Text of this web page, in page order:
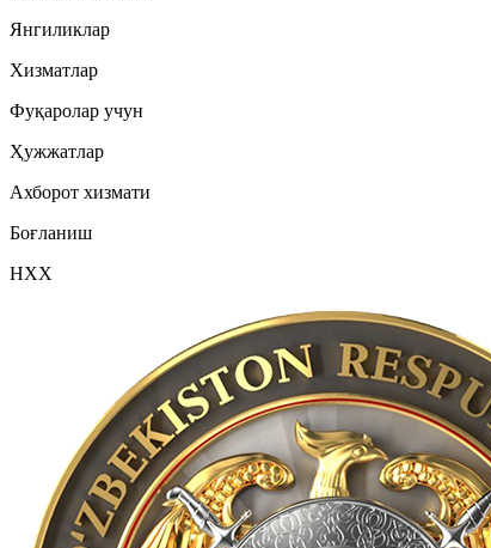
Янгиликлар
Хизматлар
Фуқаролар учун
Ҳужжатлар
Ахборот хизмати
Боғланиш
НХХ